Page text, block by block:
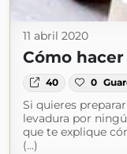
11 abril 2020
Cómo
40 0
Si quieres
levadura por
que te explique
(...)